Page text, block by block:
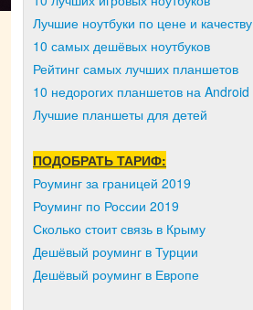
Лучшие ноутбуки по цене и качеству
10 самых дешёвых ноутбуков
Рейтинг самых лучших планшетов
10 недорогих планшетов на Android
Лучшие планшеты для детей
ПОДОБРАТЬ ТАРИФ:
Роуминг за границей 2019
Роуминг по России 2019
Сколько стоит связь в Крыму
Дешёвый роуминг в Турции
Дешёвый роуминг в Европе